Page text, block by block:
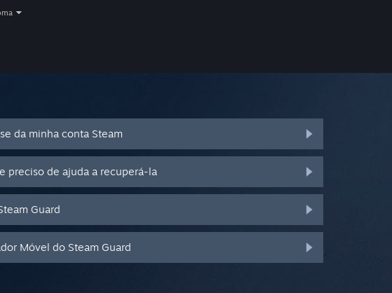
da minha conta Steam
preciso de ajuda a recuperá-la
Guard
Móvel do Steam Guard